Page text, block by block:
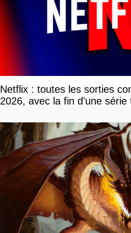
Netflix : toutes les sorties
2026, avec la fin d'une série